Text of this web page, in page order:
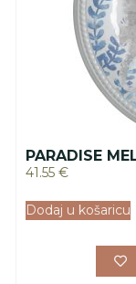
PARADISE
41.55 €
Dodaj u košaricu